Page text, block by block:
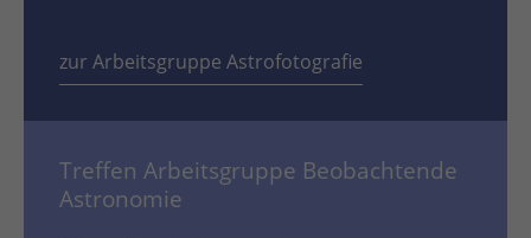
zur Arbeitsgruppe Astrofotografie
Treffen Arbeitsgruppe Beobachtende
Astronomie